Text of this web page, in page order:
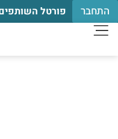
התחבר פורטל